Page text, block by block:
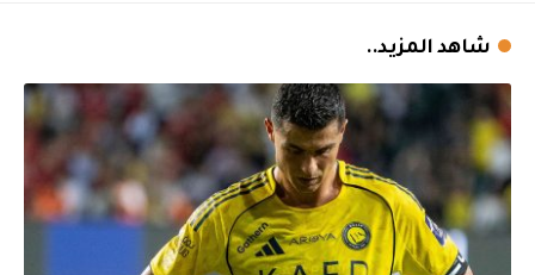
شاهد المزيد..